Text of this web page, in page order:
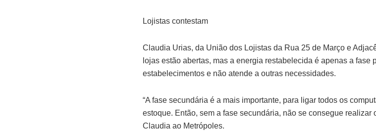
Lojistas contestam
Claudia Urias, da União dos Lojistas da Rua 25 de Março e
lojas estão abertas, mas a energia restabelecida é apenas a fase
estabelecimentos e não atende a outras necessidades.
“A fase secundária é a mais importante, para ligar todos os
estoque. Então, sem a fase secundária, não se consegue realizar
Claudia ao Metrópoles.